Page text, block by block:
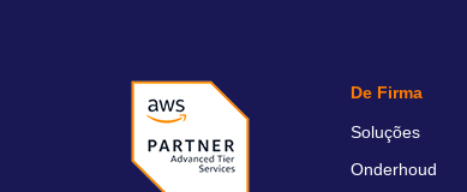
De Firma
Soluções
Onderhoud